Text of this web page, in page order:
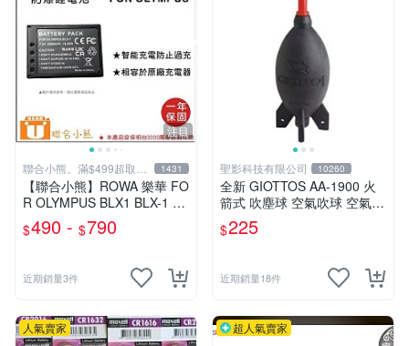
注目
聯合小熊。滿$499超取免
運
1431
【聯合小熊】ROWA 樂華 FO
R OLYMPUS BLX1 BLX-1 電
池 適用 OM-1 OM1 OM3
$490 - $790
近期銷量3件
聖影科技有限公司 10260
全新 GIOTTOS AA-1900 火
箭式 吹塵球 空氣吹球 空氣球
黑色 【大型】190x60mm AA
1900 公司貨
$225
近期銷量18件
人氣賣家 超人氣賣家